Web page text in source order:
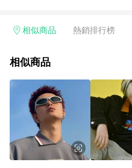
單，皆不在點數回饋範圍內。 3.
球嚴選、商城、專案商品、「草莓
回饋。 5. 點數回饋會扣除所有折
實際回饋請依LINE購物通知為主
ETMall站內之折扣優惠(包含但不
券等)，不具點數回饋資格。詳細
顯示為準。 7. LINE購物設有「單
殊活動時開放「回饋無上限」)，
計算，並依訂單成立時間當下
相似商品 熱銷排行榜
相似商品